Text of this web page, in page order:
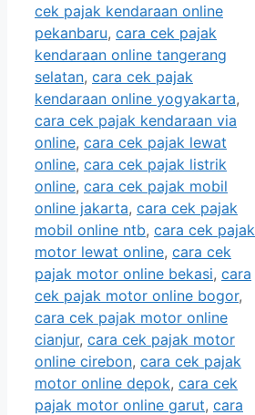
cek pajak kendaraan online
pekanbaru, cara cek pajak
kendaraan online tangerang
selatan, cara cek pajak
kendaraan online yogyakarta,
cara cek pajak kendaraan via
online, cara cek pajak lewat
online, cara cek pajak listrik
online, cara cek pajak mobil
online jakarta, cara cek pajak
mobil online ntb, cara cek pajak
motor lewat online, cara cek
pajak motor online bekasi, cara
cek pajak motor online bogor,
cara cek pajak motor online
cianjur, cara cek pajak motor
online cirebon, cara cek pajak
motor online depok, cara cek
pajak motor online garut, cara